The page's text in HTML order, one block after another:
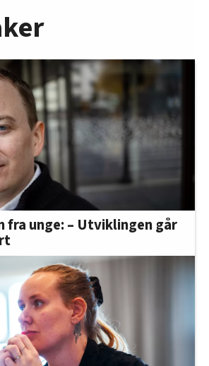
fra unge: – Utviklingen går